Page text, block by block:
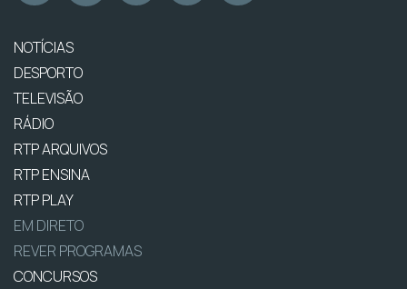
NOTÍCIAS
DESPORTO
TELEVISÃO
RÁDIO
RTP ARQUIVOS
RTP ENSINA
RTP PLAY
EM DIRETO
REVER PROGRAMAS
CONCURSOS